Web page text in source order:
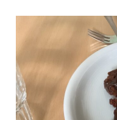
meets
AES